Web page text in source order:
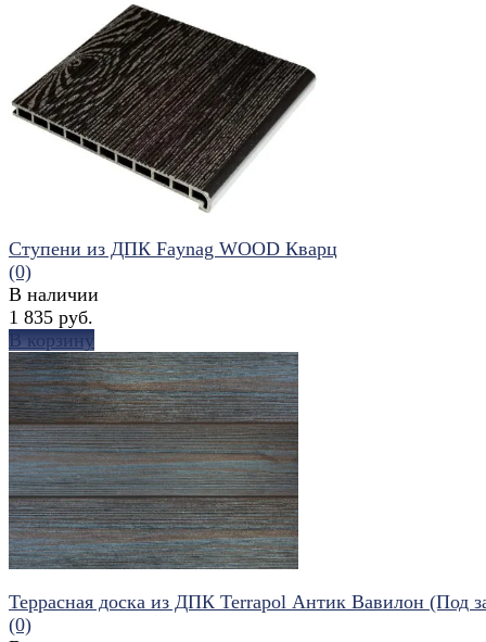
избранное сравнить
избранное сравнить
Ступени из ДПК Faynag WOOD Кварц
(0)
В наличии
1 835 руб.
В корзину
Террасная доска из ДПК Terrapol Антик Вавилон (Под
(0)